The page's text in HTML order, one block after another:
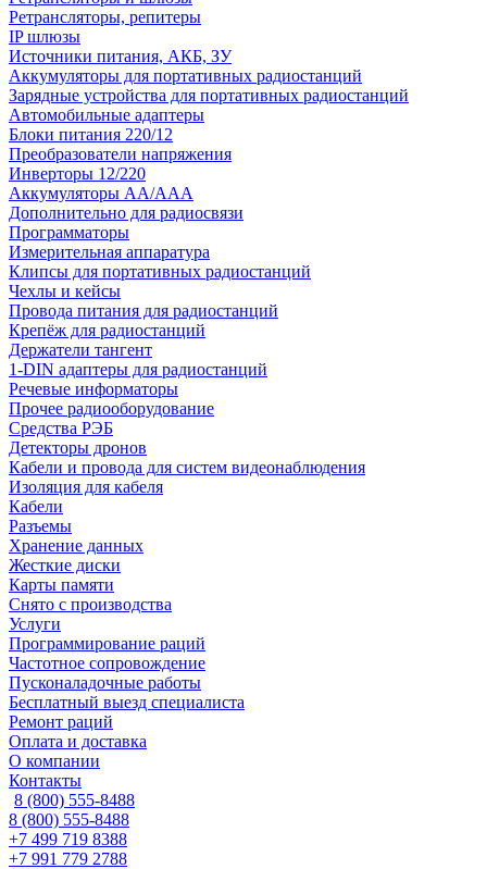
Ретрансляторы, репитеры
IP шлюзы
Источники питания, АКБ, ЗУ
Аккумуляторы для портативных радиостанций
Зарядные устройства для портативных радиостанций
Автомобильные адаптеры
Блоки питания 220/12
Преобразователи напряжения
Инверторы 12/220
Аккумуляторы АА/ААА
Дополнительно для радиосвязи
Программаторы
Измерительная аппаратура
Клипсы для портативных радиостанций
Чехлы и кейсы
Провода питания для радиостанций
Крепёж для радиостанций
Держатели тангент
1-DIN адаптеры для радиостанций
Речевые информаторы
Прочее радиооборудование
Средства РЭБ
Детекторы дронов
Кабели и провода для систем видеонаблюдения
Изоляция для кабеля
Кабели
Разъемы
Хранение данных
Жесткие диски
Карты памяти
Снято с производства
Услуги
Программирование раций
Частотное сопровождение
Пусконаладочные работы
Бесплатный выезд специалиста
Ремонт раций
Оплата и доставка
О компании
Контакты
8 (800) 555-8488
8 (800) 555-8488
+7 499 719 8388
+7 991 779 2788